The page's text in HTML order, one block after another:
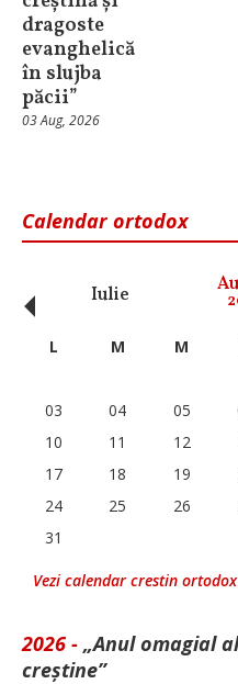
dragoste
evanghelică
în slujba
păcii”
03 Aug, 2026
Calendar ortodox
Iulie
‹ L M M
03
04 05
10
11 12
17
18 19
24
25 26
31
Vezi calendar crestin
2026 - „Anul omagial
creștine”